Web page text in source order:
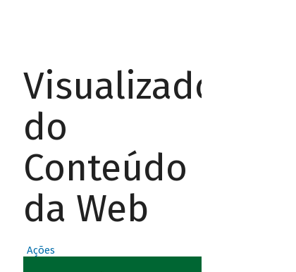
Visualizador
do
Conteúdo
da Web
Ações